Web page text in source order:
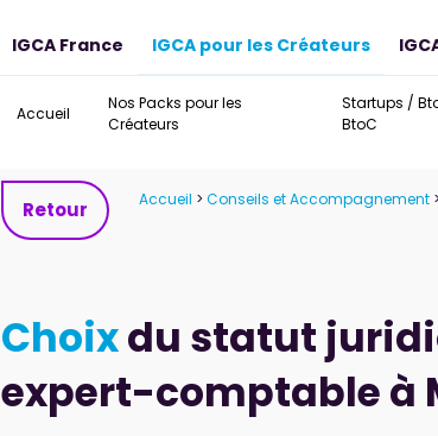
IGCA France IGCA pour les Créateurs
Accueil
Nos Packs pour les
Créateurs
Startups /
BtoC
Accueil > Conseils et Accompagnement
Retour
Choixdu statut
expert-comptableà